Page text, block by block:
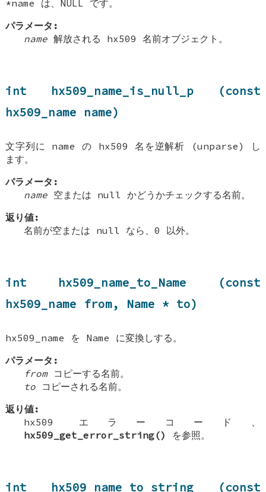
*name は、NULL です。
パラメータ:
name 解放される hx509 名前オブジェクト。
int hx509_name_is_null_p (const
hx509_name name)
文字列に name の hx509 名を逆解析 (unparse) し
ます。
パラメータ:
name 空または null かどうかチェックする名前。
返り値:
名前が空または null なら、0 以外。
int hx509_name_to_Name (const
hx509_name from, Name * to)
hx509_name を Name に変換しする。
パラメータ:
fromコピーする名前。
to コピーされる名前。
返り値:
hx509 エラーコード、
hx509_get_error_string()
を参照。
int hx509_name_to_string (const